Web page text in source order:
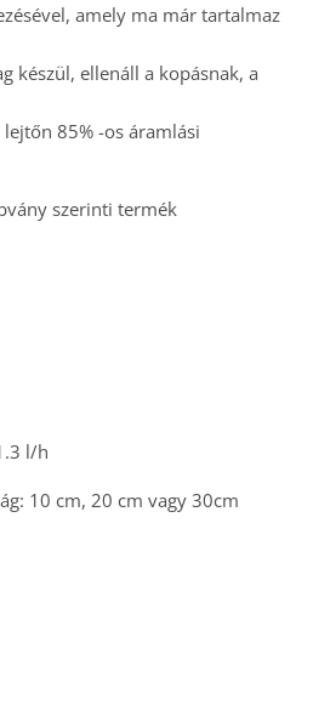
amely ma már tartalmaz
készül, ellenáll a kopásnak, a
85% -os áramlási
szerinti termék
l/h
10 cm, 20 cm vagy 30cm